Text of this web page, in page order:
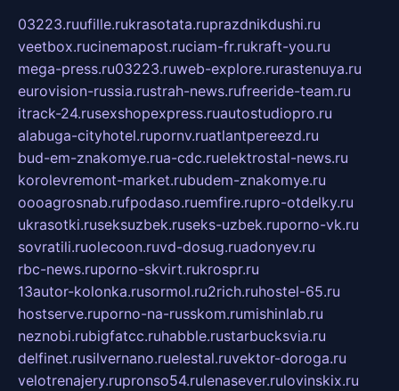
03223.ruufille.rukrasotata.ruprazdnikdushi.ru
veetbox.rucinemapost.ruciam-fr.rukraft-you.ru
mega-press.ru03223.ruweb-explore.rurastenuya.ru
eurovision-russia.rustrah-news.rufreeride-team.ru
itrack-24.rusexshopexpress.ruautostudiopro.ru
alabuga-cityhotel.rupornv.ruatlantpereezd.ru
bud-em-znakomye.rua-cdc.ruelektrostal-news.ru
korolevremont-market.rubudem-znakomye.ru
oooagrosnab.rufpodaso.ruemfire.rupro-otdelky.ru
ukrasotki.ruseksuzbek.ruseks-uzbek.ruporno-vk.ru
sovratili.ruolecoon.ruvd-dosug.ruadonyev.ru
rbc-news.ruporno-skvirt.rukrospr.ru
13autor-kolonka.rusormol.ru2rich.ruhostel-65.ru
hostserve.ruporno-na-russkom.rumishinlab.ru
neznobi.rubigfatcc.ruhabble.rustarbucksvia.ru
delfinet.rusilvernano.ruelestal.ruvektor-doroga.ru
velotrenajery.rupronso54.rulenasever.rulovinskix.ru